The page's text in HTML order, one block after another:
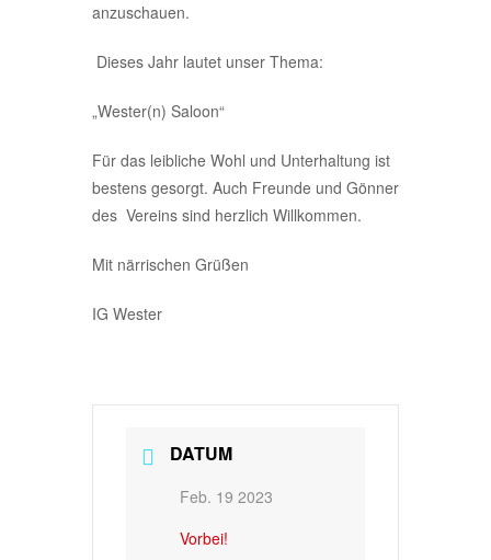
anzuschauen.
Dieses Jahr lautet unser Thema:
„Wester(n) Saloon“
Für das leibliche Wohl und Unterhaltung ist
bestens gesorgt. Auch Freunde und Gönner
des Vereins sind herzlich Willkommen.
Mit närrischen Grüßen
IG Wester
DATUM
Feb. 19 2023
Vorbei!